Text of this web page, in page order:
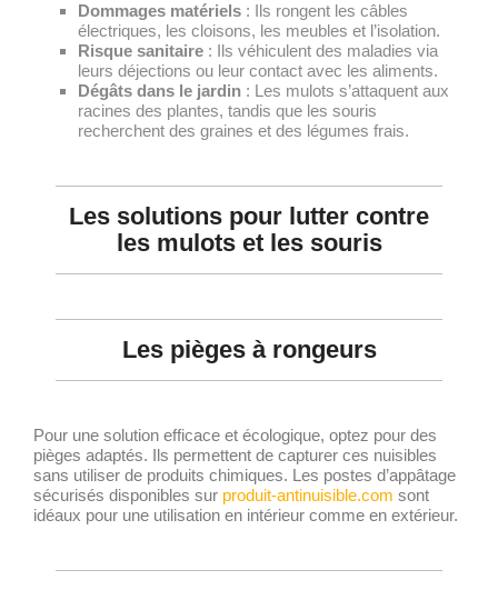
Dommages matériels : Ils rongent les câbles
électriques, les cloisons, les meubles et l’isolation.
Risque sanitaire : Ils véhiculent des maladies via
leurs déjections ou leur contact avec les aliments.
Dégâts dans le jardin : Les mulots s’attaquent aux
racines des plantes, tandis que les souris
recherchent des graines et des légumes frais.
Les solutions pour lutter contre
les mulots et les souris
Les pièges à rongeurs
Pour une solution efficace et écologique, optez pour des
pièges adaptés. Ils permettent de capturer ces nuisibles
sans utiliser de produits chimiques. Les postes d’appâtage
sécurisés disponibles sur produit-antinuisible.com sont
idéaux pour une utilisation en intérieur comme en extérieur.